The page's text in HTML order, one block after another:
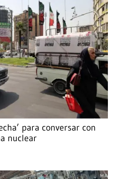
para conversar con
nuclear